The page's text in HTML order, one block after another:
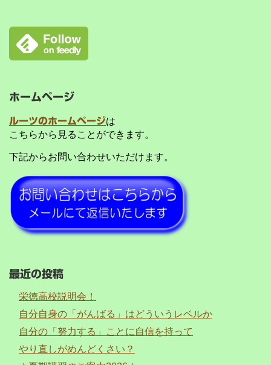
ホームページ
ルーツのホームページは
こちらから見ることができます。
下記からお問い合わせいただけます。
最近の投稿
栄徳高校説明会！
自分自身の「がんばる」はどういうレベルか
自分の「努力する」ことに自信を持って
やり直しがめんどくさい？